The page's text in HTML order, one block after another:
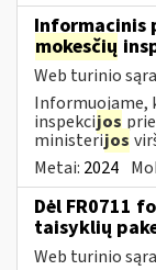
Informacinis
mokesčių
Web turinio
Informuojame,
inspekcijos
ministerijos
Metai: 2024
Dėl FR0711
taisyklių
Web turinio